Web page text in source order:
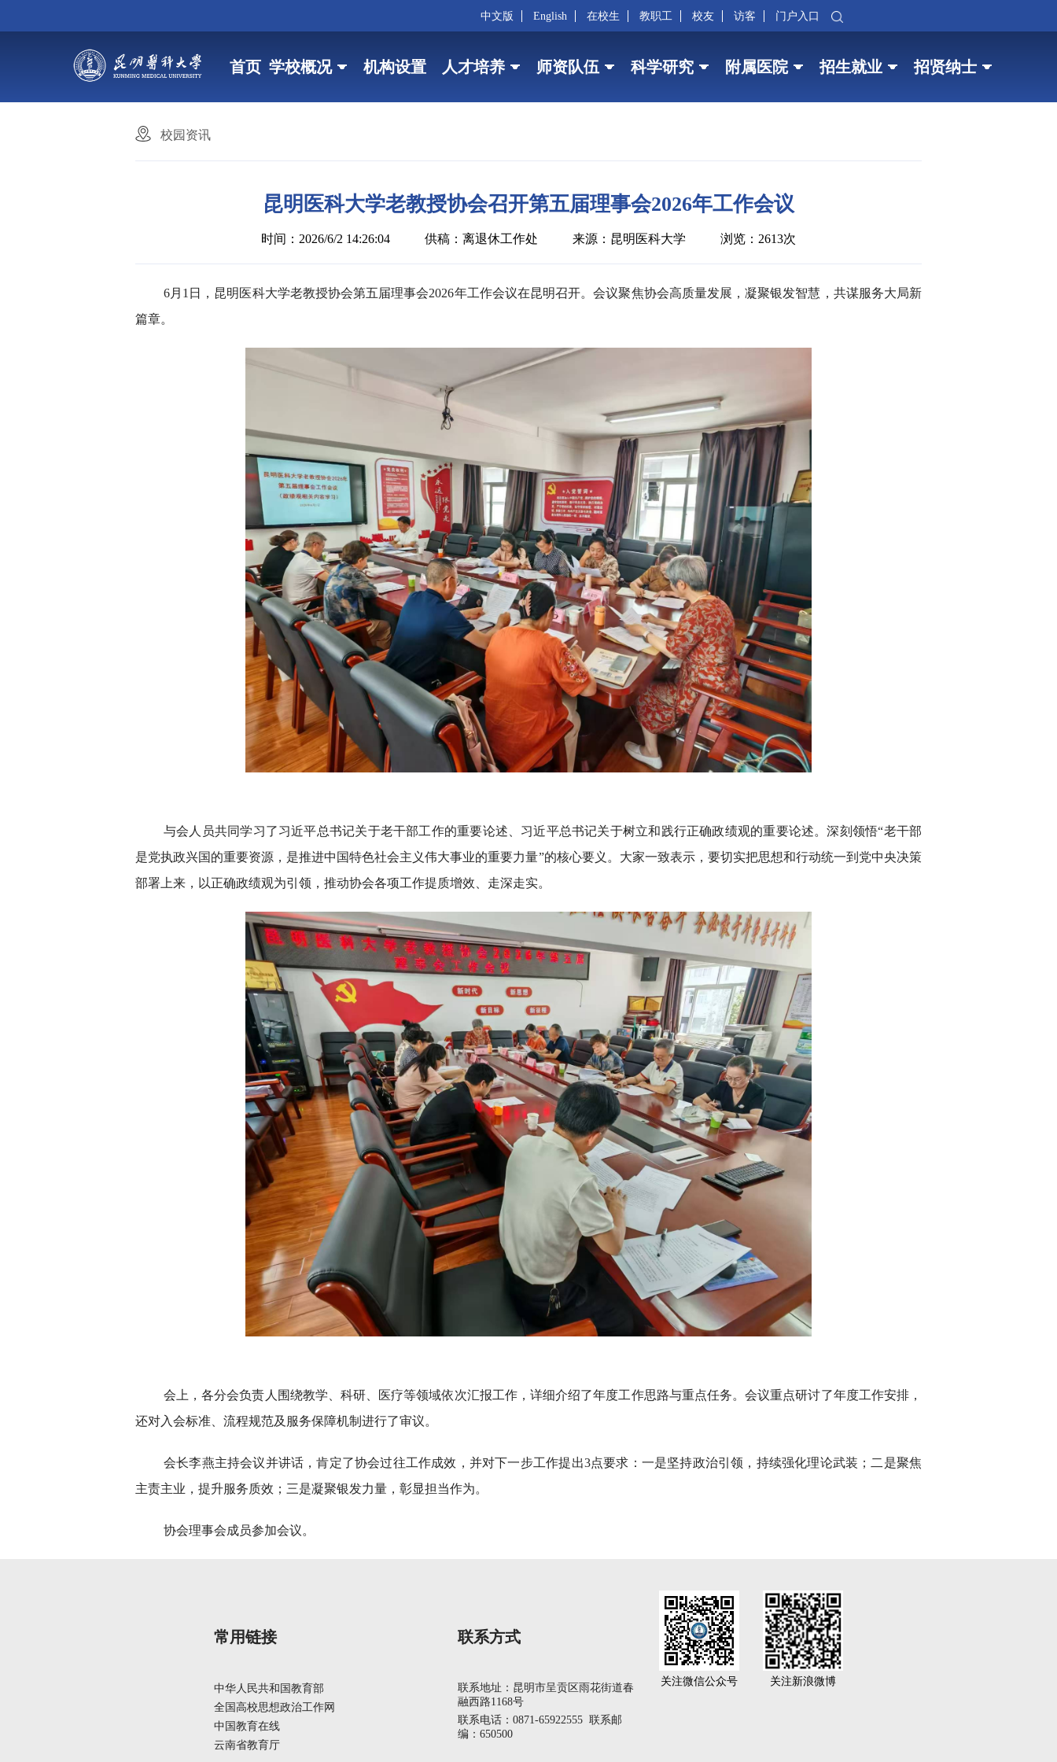
中文版 English 在校生 教职工 校友 访客 门户入口
首页 学校概况 机构设置 人才培养 师资队伍 科学研究 附属医院 招生就业 招贤纳士
校园资讯
昆明医科大学老教授协会召开第五届理事会2026年工作会议
时间：2026/6/2 14:26:04 供稿：离退休工作处 来源：昆明医科大学 浏览：2613次
6月1日，昆明医科大学老教授协会第五届理事会2026年工作会议在昆明召开。会议聚焦协会高质量发展，凝聚银发智慧，共谋服务大局新
篇章。
与会人员共同学习了习近平总书记关于老干部工作的重要论述、习近平总书记关于树立和践行正确政绩观的重要论述。深刻领悟“老干部
是党执政兴国的重要资源，是推进中国特色社会主义伟大事业的重要力量”的核心要义。大家一致表示，要切实把思想和行动统一到党中央决策
部署上来，以正确政绩观为引领，推动协会各项工作提质增效、走深走实。
会上，各分会负责人围绕教学、科研、医疗等领域依次汇报工作，详细介绍了年度工作思路与重点任务。会议重点研讨了年度工作安排，
还对入会标准、流程规范及服务保障机制进行了审议。
会长李燕主持会议并讲话，肯定了协会过往工作成效，并对下一步工作提出3点要求：一是坚持政治引领，持续强化理论武装；二是聚焦
主责主业，提升服务质效；三是凝聚银发力量，彰显担当作为。
协会理事会成员参加会议。
常用链接
中华人民共和国教育部
全国高校思想政治工作网
中国教育在线
云南省教育厅
联系方式
联系地址：昆明市呈贡区雨花街道春
融西路1168号
联系电话：0871-65922555 联系邮
编：650500
关注微信公众号 关注新浪微博